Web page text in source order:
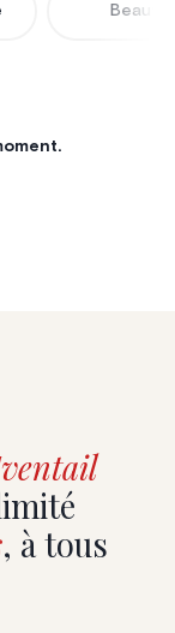
Beauté
, à tous